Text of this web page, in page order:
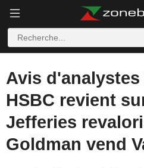
Avis
HSBC revient
Jefferies
Goldman vend